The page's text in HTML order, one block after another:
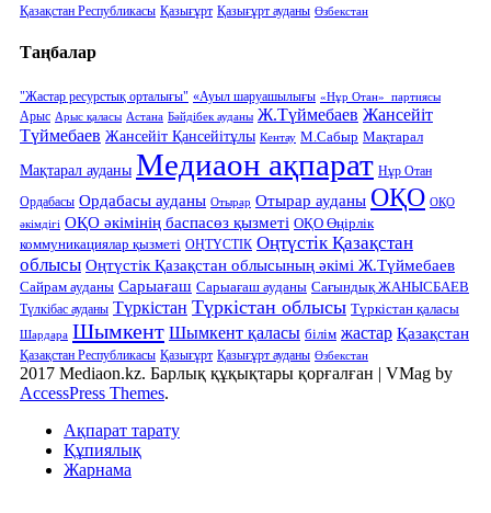
Қазақстан Республикасы Қазығұрт Қазығұрт ауданы Өзбекстан
Таңбалар
"Жастар ресурстық орталығы" «Ауыл шаруашылығы «Нұр Отан» партиясы
Арыс Арыс қаласы Астана Бәйдібек ауданы Ж.Түймебаев Жансейіт
Түймебаев Жансейіт Қансейітұлы Кентау М.Сабыр Мақтарал
Мақтарал ауданы Медиаон ақпарат Нұр Отан
Ордабасы Ордабасы ауданы Отырар Отырар ауданы ОҚО ОҚО
әкімдігі ОҚО әкімінің баспасөз қызметі ОҚО Өңірлік
коммуникациялар қызметі ОҢТҮСТІК Оңтүстік Қазақстан
облысы Оңтүстік Қазақстан облысының әкімі Ж.Түймебаев
Сайрам ауданы Сарыағаш Сарыағаш ауданы Сағындық ЖАНЫСБАЕВ
Түлкібас ауданы Түркістан Түркістан облысы Түркістан қаласы
Шардара Шымкент Шымкент қаласы білім жастар Қазақстан
Қазақстан Республикасы Қазығұрт Қазығұрт ауданы Өзбекстан
2017 Mediaon.kz. Барлық құқықтары қорғалған | VMag by
AccessPress Themes.
Ақпарат тарату
Құпиялық
Жарнама